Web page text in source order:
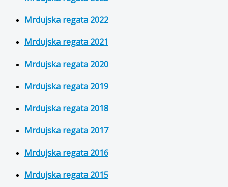
Mrdujska regata 2022
Mrdujska regata 2021
Mrdujska regata 2020
Mrdujska regata 2019
Mrdujska regata 2018
Mrdujska regata 2017
Mrdujska regata 2016
Mrdujska regata 2015